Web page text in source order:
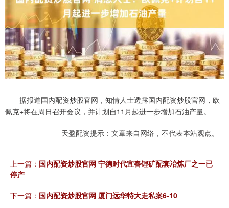
据报道国内配资炒股官网，知情人士透露国内配资炒股官网，欧
佩克+将在周日召开会议，并计划自11月起进一步增加石油产量。
天盈配资提示：文章来自网络，不代表本站观点。
上一篇： 国内配资炒股官网 宁德时代宜春锂矿配套冶炼厂之一已
停产
下一篇： 国内配资炒股官网 厦门远华特大走私案6-10